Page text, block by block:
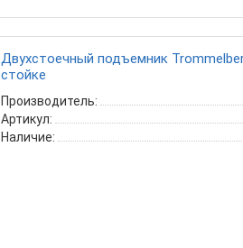
Двухстоечный подъемник
стойке
Производитель:
Артикул:
Наличие: